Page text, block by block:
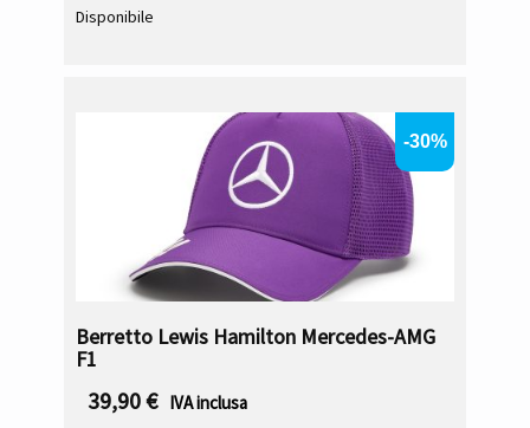
Disponibile
-30%
Berretto Lewis Hamilton Mercedes-AMG
F1
39,90€ IVA inclusa